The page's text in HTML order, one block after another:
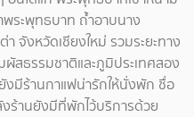
พระพุทธบาท ถ้ำอาบนาง
จังหวัดเชียงใหม่ รวมระยะทาง
ผัสธรรมชาติและภูมิประเทศสอง
งมีร้านกาแฟน่ารักให้นั่งพัก ชื่อ
ร้านยังมีที่พักไว้บริการด้วย